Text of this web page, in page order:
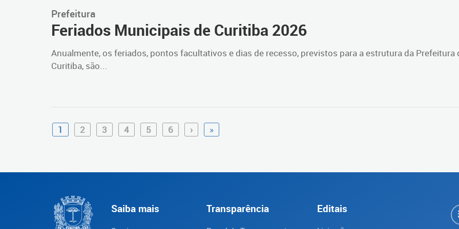
Prefeitura
Feriados Municipais de Curitiba 2026
Anualmente, os feriados, pontos facultativos e dias de recesso, previstos para a estrutura da Prefeitura
Curitiba, são...
1 2 3 4 5 6 › »
Saiba mais Transparência Editais